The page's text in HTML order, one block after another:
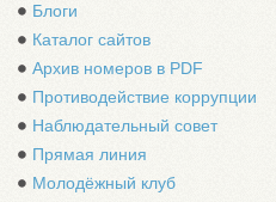
Блоги
Каталог сайтов
Архив номеров в PDF
Противодействие коррупции
Наблюдательный совет
Прямая линия
Молодёжный клуб